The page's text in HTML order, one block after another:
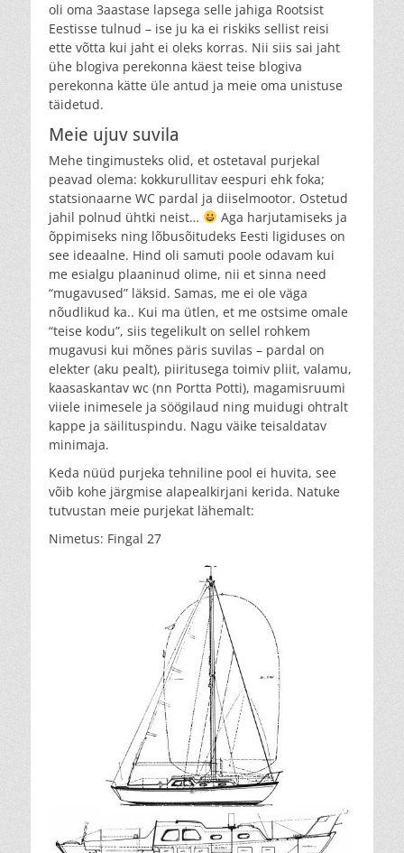
oli oma 3aastase lapsega selle jahiga Rootsist
Eestisse tulnud – ise ju ka ei riskiks sellist reisi
ette võtta kui jaht ei oleks korras. Nii siis sai jaht
ühe blogiva perekonna käest teise blogiva
perekonna kätte üle antud ja meie oma unistuse
täidetud.
Meie ujuv suvila
Mehe tingimusteks olid, et ostetaval purjekal
peavad olema: kokkurullitav eespuri ehk foka;
statsionaarne WC pardal ja diiselmootor. Ostetud
jahil polnud ühtki neist…
Aga harjutamiseks ja
õppimiseks ning lõbusõitudeks Eesti ligiduses on
see ideaalne. Hind oli samuti poole odavam kui
me esialgu plaaninud olime, nii et sinna need
“mugavused” läksid. Samas, me ei ole väga
nõudlikud ka.. Kui ma ütlen, et me ostsime omale
“teise kodu”, siis tegelikult on sellel rohkem
mugavusi kui mõnes päris suvilas – pardal on
elekter (aku pealt), piiritusega toimiv pliit, valamu,
kaasaskantav wc (nn Portta Potti), magamisruumi
viiele inimesele ja söögilaud ning muidugi ohtralt
kappe ja säilituspindu. Nagu väike teisaldatav
minimaja.
Keda nüüd purjeka tehniline pool ei huvita, see
võib kohe järgmise alapealkirjani kerida. Natuke
tutvustan meie purjekat lähemalt:
Nimetus: Fingal 27